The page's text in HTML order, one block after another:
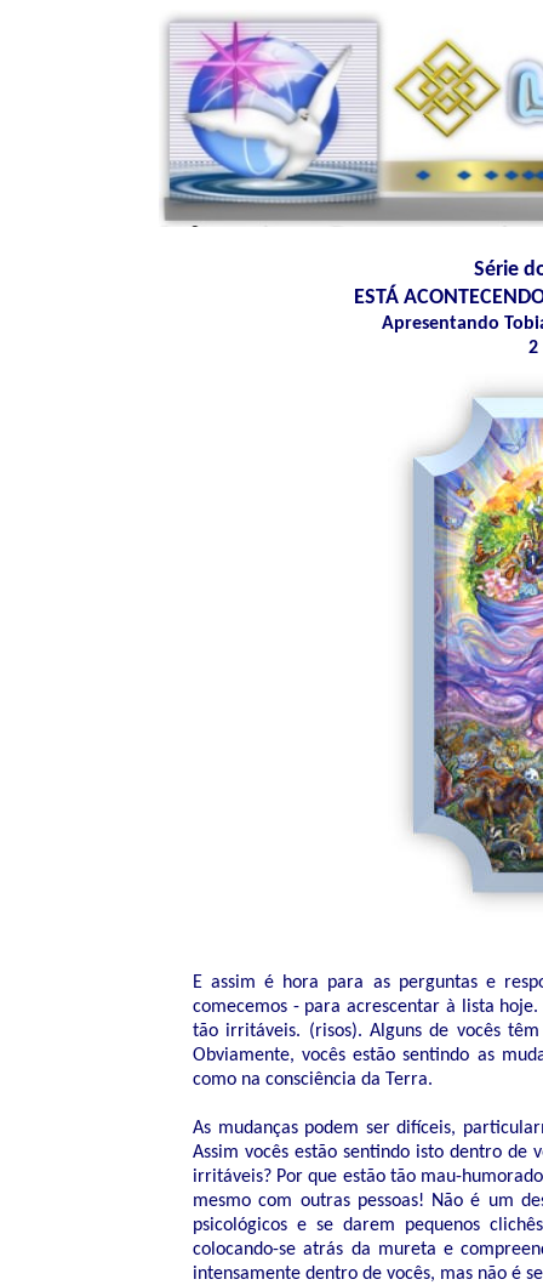
Série
ESTÁ
Apresentando
2
E assim é hora para as perguntas e
comecemos - para acrescentar à lista
tão irritáveis. (risos). Alguns de vocês
Obviamente, vocês estão sentindo as
como na consciência da Terra.
As mudanças podem ser difíceis,
Assim vocês estão sentindo isto dentro de
irritáveis? Por que estão tão mau-
mesmo com outras pessoas! Não é um
psicológicos e se darem pequenos
colocando-se atrás da mureta e
intensamente dentro de vocês, mas não é